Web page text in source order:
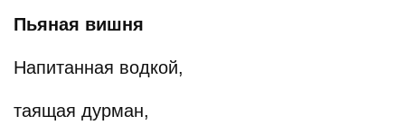
Пьяная вишня
Напитанная водкой,
таящая дурман,